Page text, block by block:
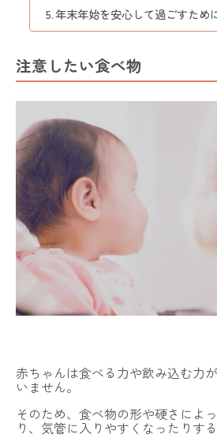
NOALONとは
年末年始を安心して過ごすため
注意したい食べ物
赤ちゃんは食べる力や飲み込む力
いません。
そのため、食べ物の形や硬さによ
り、気管に入りやすくなったりす